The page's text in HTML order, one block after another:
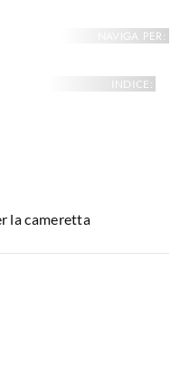
NAVIGA PER:
INDICE:
la cameretta